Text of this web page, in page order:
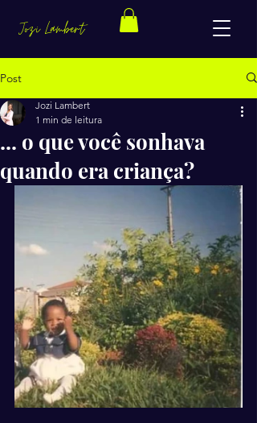
Jozi Lambert
Post
... o que você sonhava
quando era criança?
Jozi Lambert
1 min de leitura